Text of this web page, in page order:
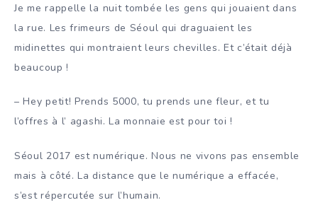
Je me rappelle la nuit tombée les gens qui jouaient dans
la rue. Les frimeurs de Séoul qui draguaient les
midinettes qui montraient leurs chevilles. Et c’était déjà
beaucoup !
– Hey petit! Prends 5000, tu prends une fleur, et tu
l’offres à l’ agashi. La monnaie est pour toi !
Séoul 2017 est numérique. Nous ne vivons pas ensemble
mais à côté. La distance que le numérique a effacée,
s’est répercutée sur l’humain.